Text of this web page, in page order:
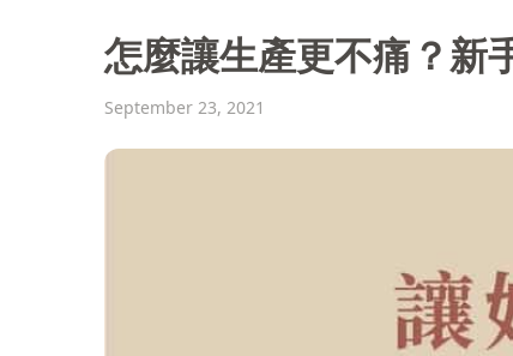
怎麼讓生產更不痛？新
September 23, 2021